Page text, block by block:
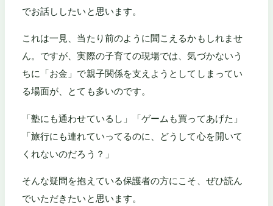
でお話ししたいと思います。
これは一見、当たり前のように聞こえるかもしれませ
ん。ですが、実際の子育ての現場では、気づかないう
ちに「お金」で親子関係を支えようとしてしまってい
る場面が、とても多いのです。
「塾にも通わせているし」「ゲームも買ってあげた」
「旅行にも連れていってるのに、どうして心を開いて
くれないのだろう？」
そんな疑問を抱えている保護者の方にこそ、ぜひ読ん
でいただきたいと思います。